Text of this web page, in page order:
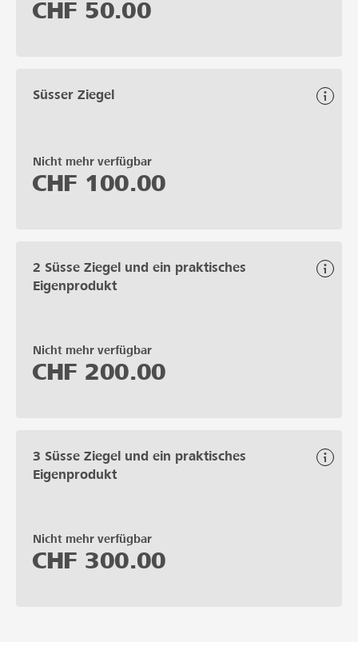
CHF 50.00
Süsser Ziegel
Nicht mehr verfügbar
CHF 100.00
2 Süsse Ziegel und ein praktisches
Eigenprodukt
Nicht mehr verfügbar
CHF 200.00
3 Süsse Ziegel und ein praktisches
Eigenprodukt
Nicht mehr verfügbar
CHF 300.00